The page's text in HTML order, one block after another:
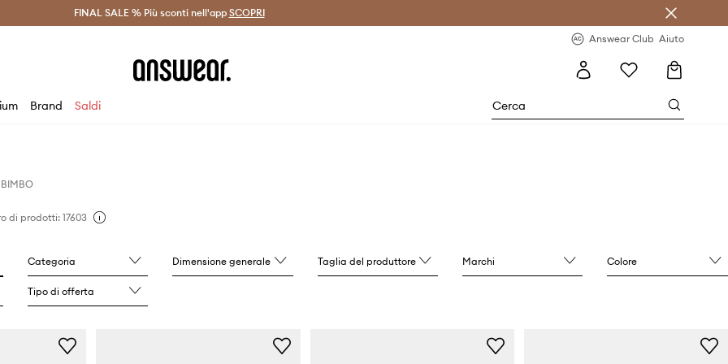
Answear Club > Spedizione entro 24 ore >
FINAL SALE % Più sconti nell'app SCOPRI
Answear Club Aiuto
Brand Saldi
BIMBO
di prodotti: 17603
Categoria Dimensione generale Taglia del produttore Marchi Colore
Tipo di offerta